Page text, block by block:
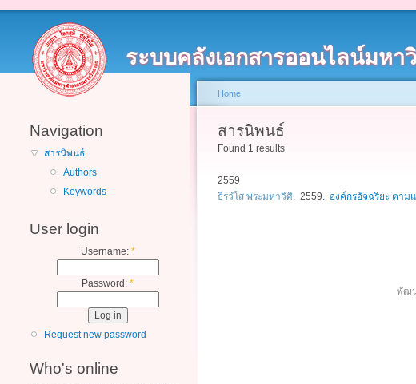
ระบบคลังเอกสารออนไลน์มห
Navigation
สารนิพนธ์
Authors
Keywords
User login
Username: *
Password: *
Request new password
Who's online
Home
สารนิพนธ์
Found 1 results
2559
ธีรวํโส พระมหาวิศิ. 2559. องค์กรอัจฉริยะ ตาม
พัฒน